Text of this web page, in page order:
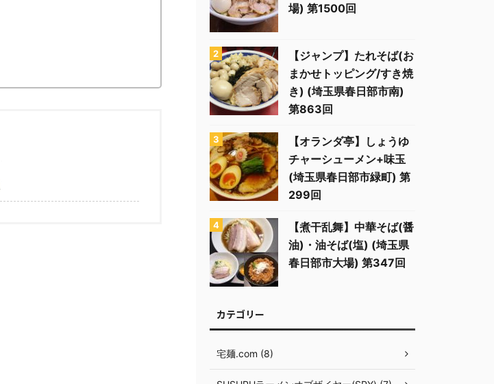
場) 第1500回
【ジャンプ】たれそば(お
まかせトッピング/すき焼
き) (埼玉県春日部市南)
第863回
【オランダ亭】しょうゆ
チャーシューメン+味玉
(埼玉県春日部市緑町) 第
299回
【煮干乱舞】中華そば(醤
油)・油そば(塩) (埼玉県
春日部市大場) 第347回
カテゴリー
宅麺.com (8)